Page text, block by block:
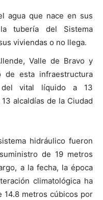
agua que nace en sus
tubería del Sistema
viviendas o no llega.
Valle de Bravo y
de esta infraestructura
vital líquido a 13
alcaldías de la Ciudad
hidráulico fueron
de 19 metros
a la fecha, la época
climatológica ha
14.8 metros cúbicos por